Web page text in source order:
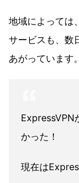
地域によっては
サービスも、数
あがっています。
ExpressVPN
かった！
現在は